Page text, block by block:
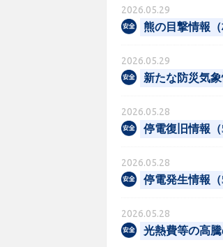
2026.05.29
熊の目撃情報（
2026.05.29
新たな防災気
2026.05.28
停電復旧情報（
2026.05.28
停電発生情報（
2026.05.28
光熱費等の高